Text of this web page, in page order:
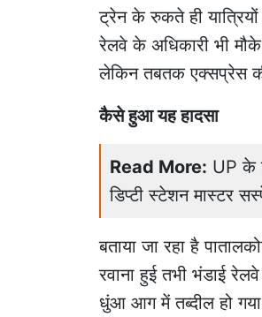
ट्रेन के रुकते ही
रेलवे के अधिकारी भी
लेकिन तबतक एक्सप्रेस
कैसे हुआ यह हादसा
Read More: UP के
डिप्टी स्टेशन मास्टर
बताया जा रहा है
रवाना हुई तभी भंडाई
धुंआ आग में तब्दील हो